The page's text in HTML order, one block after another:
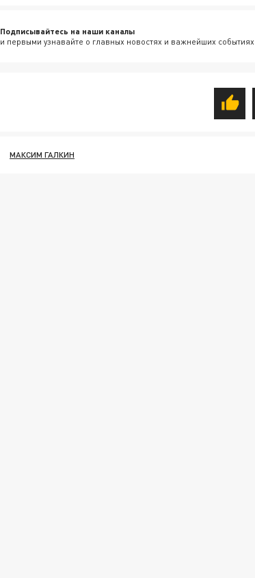
Подписывайтесь на наши каналы
и первыми узнавайте о главных новостях и важнейших событиях
МАКСИМ ГАЛКИН